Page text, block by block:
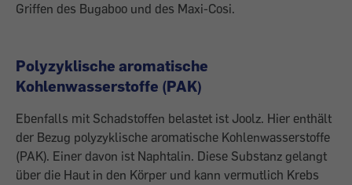
Griffen des Bugaboo und des Maxi-Cosi.
Polyzyklische aromatische
Kohlenwasserstoffe (PAK)
Ebenfalls mit Schadstoffen belastet ist Joolz. Hier enthält
der Bezug polyzyklische aromatische Kohlenwasserstoffe
(PAK). Einer davon ist Naphtalin. Diese Substanz gelangt
über die Haut in den Körper und kann vermutlich Krebs